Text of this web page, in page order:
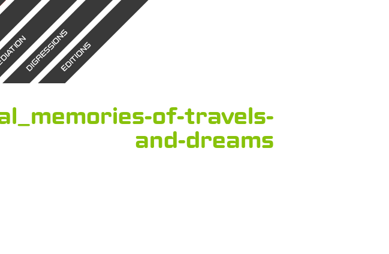
DIGRESSIONSEDITIONS
of-travels-
and-dreams